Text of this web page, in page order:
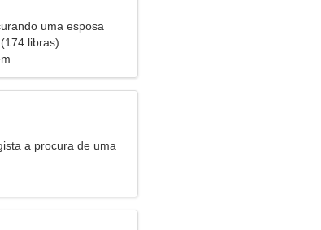
uma esposa
libras)
a procura de uma